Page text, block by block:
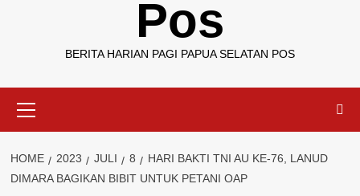
Pos
BERITA HARIAN PAGI PAPUA SELATAN POS
Menu
HOME 2023 JULI 8
HARI BAKTI TNI AU KE-76, LANUD
DIMARA BAGIKAN BIBIT UNTUK PETANI OAP